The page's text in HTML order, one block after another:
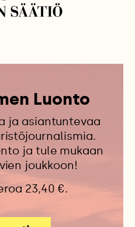
Luonto
ja asiantuntevaa
ja tule mukaan
joukkoon!
23,40 €.